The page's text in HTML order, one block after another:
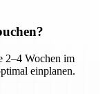
2–4 Wochen im
einplanen.